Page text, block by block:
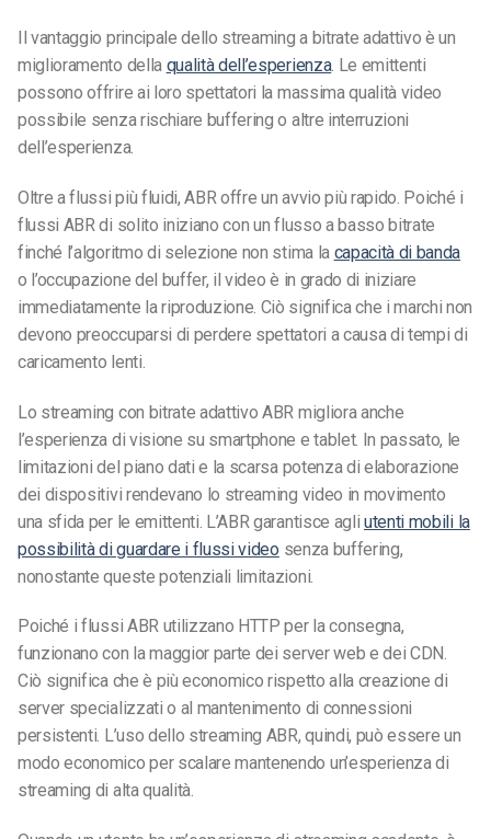
Il vantaggio principale dello streaming a bitrate adattivo è un
miglioramento della qualità dell’esperienza. Le emittenti
possono offrire ai loro spettatori la massima qualità video
possibile senza rischiare buffering o altre interruzioni
dell’esperienza.
Oltre a flussi più fluidi, ABR offre un avvio più rapido. Poiché i
flussi ABR di solito iniziano con un flusso a basso bitrate
finché l’algoritmo di selezione non stima la capacità di banda
o l’occupazione del buffer, il video è in grado di iniziare
immediatamente la riproduzione. Ciò significa che i marchi non
devono preoccuparsi di perdere spettatori a causa di tempi di
caricamento lenti.
Lo streaming con bitrate adattivo ABR migliora anche
l’esperienza di visione su smartphone e tablet. In passato, le
limitazioni del piano dati e la scarsa potenza di elaborazione
dei dispositivi rendevano lo streaming video in movimento
una sfida per le emittenti. L’ABR garantisce agli utenti mobili la
possibilità di guardare i flussi video senza buffering,
nonostante queste potenziali limitazioni.
Poiché i flussi ABR utilizzano HTTP per la consegna,
funzionano con la maggior parte dei server web e dei CDN.
Ciò significa che è più economico rispetto alla creazione di
server specializzati o al mantenimento di connessioni
persistenti. L’uso dello streaming ABR, quindi, può essere un
modo economico per scalare mantenendo un’esperienza di
streaming di alta qualità.